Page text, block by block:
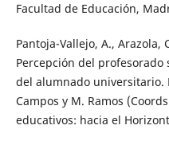
Facultad de Educación,
Pantoja-Vallejo, A., Arazola,
Percepción del
del alumnado universitario.
Campos y M. Ramos
educativos: hacia el